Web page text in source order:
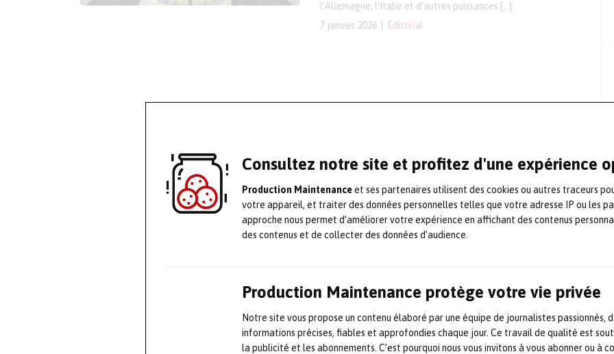
Consultez notre site et profitez d'une expérience
Production Maintenanceet ses partenaires utilisent des cookies ou autres traceurs
votre appareil, et traiter des données personnelles telles que votre adresse IP ou les
approche nous permet d’améliorer votre expérience en affichant des contenus
des contenus et de collecter des données d’audience.
Production Maintenance protège votre vie privée
Notre site vous propose un contenu élaboré par une équipe de journalistes passionnés,
informations précises, fiables et approfondies chaque jour. Ce travail de qualité est
la publicité et les abonnements. C’est pourquoi nous vous invitons à vous abonner ou à
7 janvier 2026 Éditorial
l’Allemagne, l’Italie et d’autres puissances […]